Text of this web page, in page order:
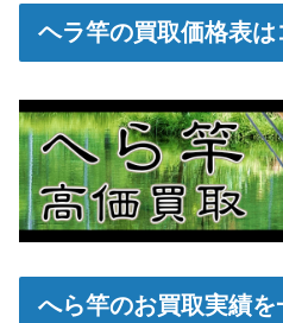
ヘラ竿の買取価格表は
へら竿のお買取実績を